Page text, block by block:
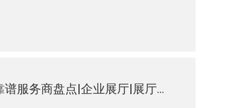
2026年成都展厅设计公司推荐：五家综合实力领先的靠谱服务商盘点|企业展厅|展厅建设|展厅装修|展厅施工|展厅设计公司哪家好